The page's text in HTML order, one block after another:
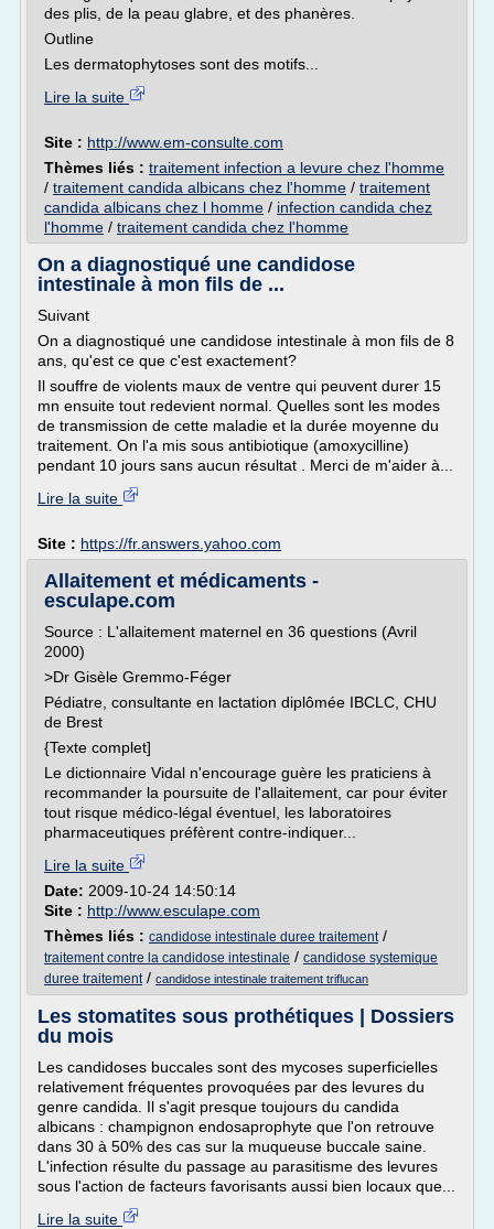
des plis, de la peau glabre, et des phanères.
Outline
Les dermatophytoses sont des motifs...
Lire la suite
Site : http://www.em-consulte.com
Thèmes liés : traitement infection a levure chez l'homme
/ traitement candida albicans chez l'homme / traitement
candida albicans chez l homme / infection candida chez
l'homme / traitement candida chez l'homme
On a diagnostiqué une candidose
intestinale à mon fils de ...
Suivant
On a diagnostiqué une candidose intestinale à mon fils de 8
ans, qu'est ce que c'est exactement?
Il souffre de violents maux de ventre qui peuvent durer 15
mn ensuite tout redevient normal. Quelles sont les modes
de transmission de cette maladie et la durée moyenne du
traitement. On l'a mis sous antibiotique (amoxycilline)
pendant 10 jours sans aucun résultat . Merci de m'aider à...
Lire la suite
Site : https://fr.answers.yahoo.com
Allaitement et médicaments -
esculape.com
Source : L'allaitement maternel en 36 questions (Avril
2000)
>Dr Gisèle Gremmo-Féger
Pédiatre, consultante en lactation diplômée IBCLC, CHU
de Brest
{Texte complet]
Le dictionnaire Vidal n'encourage guère les praticiens à
recommander la poursuite de l'allaitement, car pour éviter
tout risque médico-légal éventuel, les laboratoires
pharmaceutiques préfèrent contre-indiquer...
Lire la suite
Date: 2009-10-24 14:50:14
Site : http://www.esculape.com
Thèmes liés : candidose intestinale duree traitement/
traitement contre la candidose intestinale / candidose systemique
duree traitement/ candidose intestinale traitement triflucan
Les stomatites sous prothétiques | Dossiers
du mois
Les candidoses buccales sont des mycoses superficielles
relativement fréquentes provoquées par des levures du
genre candida. Il s'agit presque toujours du candida
albicans : champignon endosaprophyte que l'on retrouve
dans 30 à 50% des cas sur la muqueuse buccale saine.
L'infection résulte du passage au parasitisme des levures
sous l'action de facteurs favorisants aussi bien locaux que...
Lire la suite